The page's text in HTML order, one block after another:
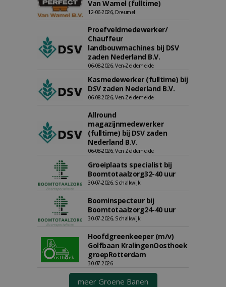
Van Wamel (fulltime)
12-06-2026, Dreumel
Proefveldmedewerker/
Chauffeur
landbouwmachines bij DSV
zaden Nederland B.V.
06-08-2026, Ven-Zelderheide
Kasmedewerker (fulltime) bij
DSV zaden Nederland B.V.
06-08-2026, Ven-Zelderheide
Allround
magazijnmedewerker
(fulltime) bij DSV zaden
Nederland B.V.
06-08-2026, Ven Zelderheide
Groeiplaats specialist bij
Boomtotaalzorg32-40 uur
30-07-2026, Schalkwijk
Boominspecteur bij
Boomtotaalzorg24-40 uur
30-07-2026, Schalkwijk
Hoofdgreenkeeper (m/v)
Golfbaan KralingenOosthoek
groepRotterdam
30-07-2026
meer Groene Banen